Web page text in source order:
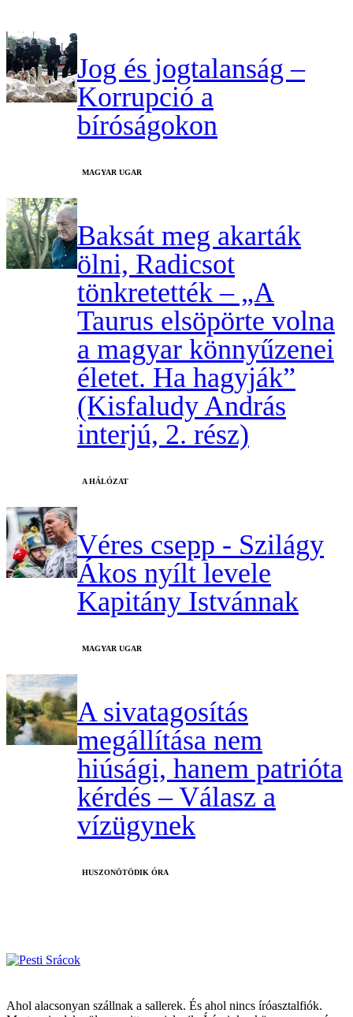
Jog és jogtalanság –
Korrupció a
bíróságokon
MAGYAR UGAR
Baksát meg akarták
ölni, Radicsot
tönkretették – „A
Taurus elsöpörte volna
a magyar könnyűzenei
életet. Ha hagyják”
(Kisfaludy András
interjú, 2. rész)
A HÁLÓZAT
Véres csepp - Szilágy
Ákos nyílt levele
Kapitány Istvánnak
MAGYAR UGAR
A sivatagosítás
megállítása nem
hiúsági, hanem patrióta
kérdés – Válasz a
vízügynek
HUSZONÖTÖDIK ÓRA
Ahol alacsonyan szállnak a sallerek. És ahol nincs íróasztalfiók.